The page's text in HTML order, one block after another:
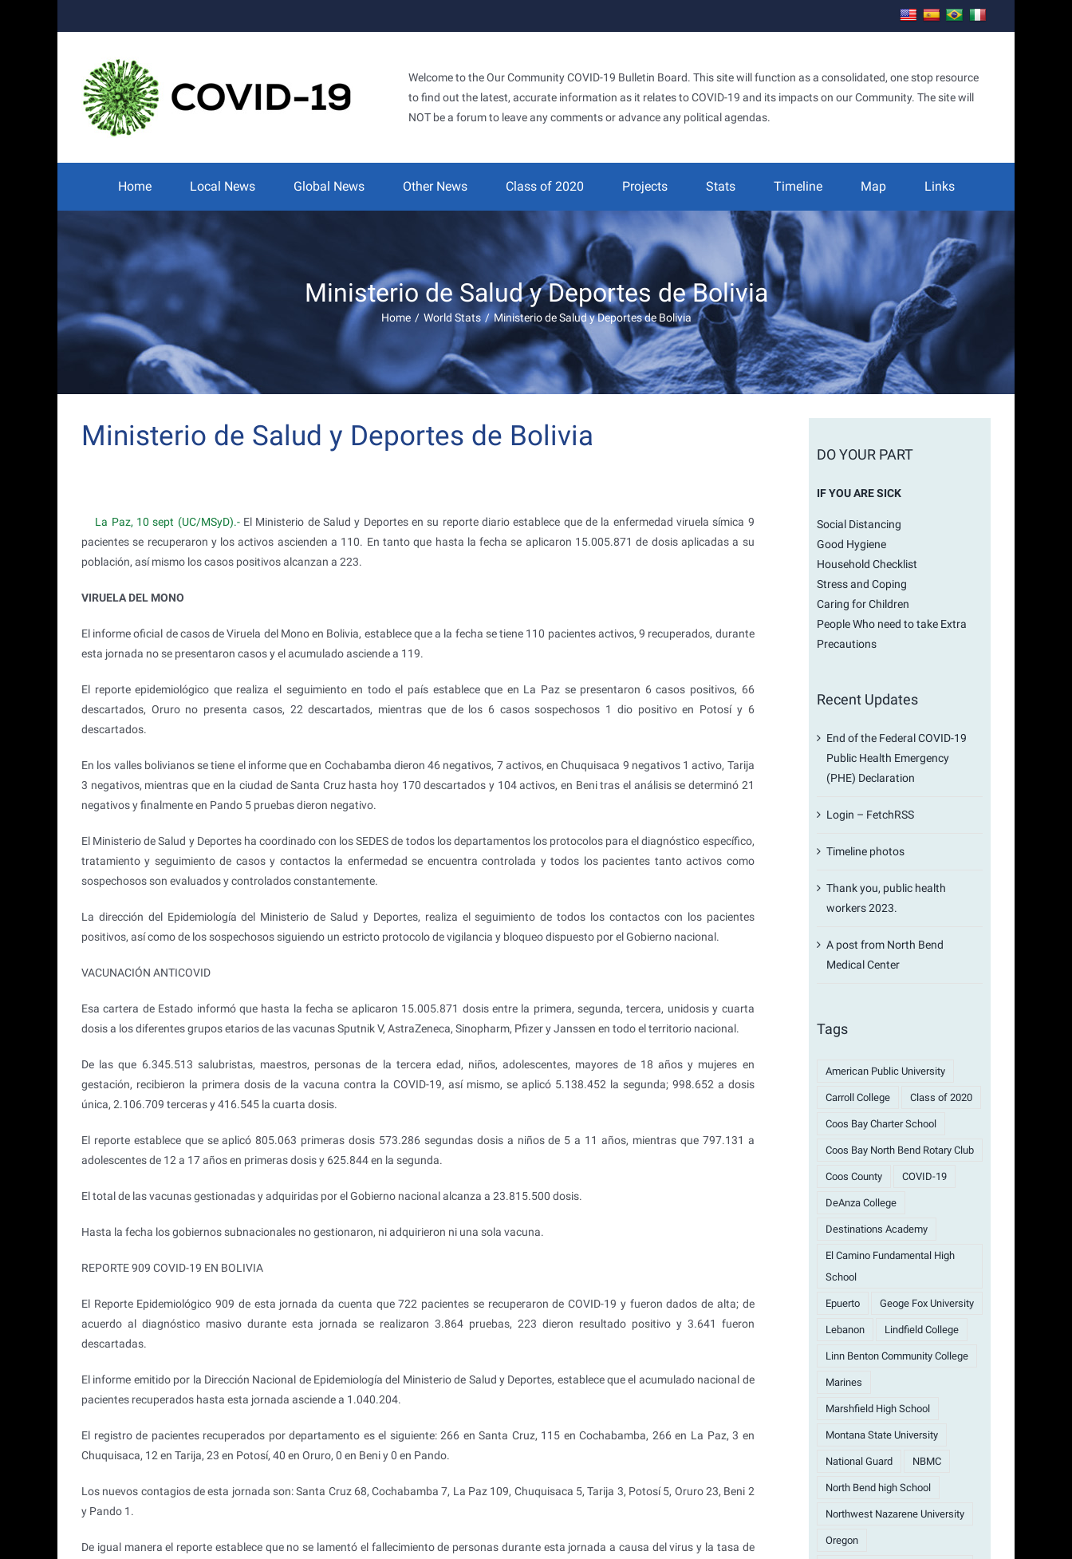
Welcome to the Our Community COVID-19 Bulletin Board. This site will function as a consolidated, one stop resource
to find out the latest, accurate information as it relates to COVID-19 and its impacts on our Community. The site will
NOT be a forum to leave any comments or advance any political agendas.
Search
Home Local News Global News Other News Class of 2020 Projects Stats Timeline Map Links
Ministerio de Salud y Deportes de Bolivia
Home / World Stats / Ministerio de Salud y Deportes de Bolivia
Ministerio de Salud y Deportes de Bolivia
La Paz, 10 sept (UC/MSyD).-El Ministerio de Salud y Deportes en su reporte diario establece que de la enfermedad viruela símica 9
pacientes se recuperaron y los activos ascienden a 110. En tanto que hasta la fecha se aplicaron 15.005.871 de dosis aplicadas a su
población, así mismo los casos positivos alcanzan a 223.
VIRUELA DEL MONO
El informe oficial de casos de Viruela del Mono en Bolivia, establece que a la fecha se tiene 110 pacientes activos, 9 recuperados, durante
esta jornada no se presentaron casos y el acumulado asciende a 119.
El reporte epidemiológico que realiza el seguimiento en todo el país establece que en La Paz se presentaron 6 casos positivos, 66
descartados, Oruro no presenta casos, 22 descartados, mientras que de los 6 casos sospechosos 1 dio positivo en Potosí y 6
descartados.
En los valles bolivianos se tiene el informe que en Cochabamba dieron 46 negativos, 7 activos, en Chuquisaca 9 negativos 1 activo, Tarija
3 negativos, mientras que en la ciudad de Santa Cruz hasta hoy 170 descartados y 104 activos, en Beni tras el análisis se determinó 21
negativos y finalmente en Pando 5 pruebas dieron negativo.
El Ministerio de Salud y Deportes ha coordinado con los SEDES de todos los departamentos los protocolos para el diagnóstico específico,
tratamiento y seguimiento de casos y contactos la enfermedad se encuentra controlada y todos los pacientes tanto activos como
sospechosos son evaluados y controlados constantemente.
La dirección del Epidemiología del Ministerio de Salud y Deportes, realiza el seguimiento de todos los contactos con los pacientes
positivos, así como de los sospechosos siguiendo un estricto protocolo de vigilancia y bloqueo dispuesto por el Gobierno nacional.
VACUNACIÓN ANTICOVID
Esa cartera de Estado informó que hasta la fecha se aplicaron 15.005.871 dosis entre la primera, segunda, tercera, unidosis y cuarta
dosis a los diferentes grupos etarios de las vacunas Sputnik V, AstraZeneca, Sinopharm, Pfizer y Janssen en todo el territorio nacional.
De las que 6.345.513 salubristas, maestros, personas de la tercera edad, niños, adolescentes, mayores de 18 años y mujeres en
gestación, recibieron la primera dosis de la vacuna contra la COVID-19, así mismo, se aplicó 5.138.452 la segunda; 998.652 a dosis
única, 2.106.709 terceras y 416.545 la cuarta dosis.
El reporte establece que se aplicó 805.063 primeras dosis 573.286 segundas dosis a niños de 5 a 11 años, mientras que 797.131 a
adolescentes de 12 a 17 años en primeras dosis y 625.844 en la segunda.
El total de las vacunas gestionadas y adquiridas por el Gobierno nacional alcanza a 23.815.500 dosis.
Hasta la fecha los gobiernos subnacionales no gestionaron, ni adquirieron ni una sola vacuna.
REPORTE 909 COVID-19 EN BOLIVIA
El Reporte Epidemiológico 909 de esta jornada da cuenta que 722 pacientes se recuperaron de COVID-19 y fueron dados de alta; de
acuerdo al diagnóstico masivo durante esta jornada se realizaron 3.864 pruebas, 223 dieron resultado positivo y 3.641 fueron
descartadas.
El informe emitido por la Dirección Nacional de Epidemiología del Ministerio de Salud y Deportes, establece que el acumulado nacional de
pacientes recuperados hasta esta jornada asciende a 1.040.204.
El registro de pacientes recuperados por departamento es el siguiente: 266 en Santa Cruz, 115 en Cochabamba, 266 en La Paz, 3 en
Chuquisaca, 12 en Tarija, 23 en Potosí, 40 en Oruro, 0 en Beni y 0 en Pando.
Los nuevos contagios de esta jornada son: Santa Cruz 68, Cochabamba 7, La Paz 109, Chuquisaca 5, Tarija 3, Potosí 5, Oruro 23, Beni 2
y Pando 1.
De igual manera el reporte establece que no se lamentó el fallecimiento de personas durante esta jornada a causa del virus y la tasa de
DO YOUR PART
IF YOU ARE SICK
Social Distancing
Good Hygiene
Household Checklist
Stress and Coping
Caring for Children
People Who need to take Extra
Precautions
Recent Updates
End of the Federal COVID-19
Public Health Emergency
(PHE) Declaration
Login – FetchRSS
Timeline photos
Thank you, public health
workers 2023.
A post from North Bend
Medical Center
Tags
American Public University
Carroll College Class of 2020
Coos Bay Charter School
Coos Bay North Bend Rotary Club
Coos County COVID-19
DeAnza College
Destinations Academy
El Camino Fundamental High
School
Epuerto Geoge Fox University
Lebanon Lindfield College
Linn Benton Community College
Marines
Marshfield High School
Montana State University
National Guard NBMC
North Bend high School
Northwest Nazarene University
Oregon